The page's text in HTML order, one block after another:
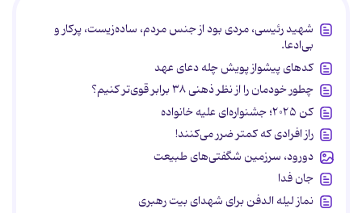
شهید رئیسی، مردی بود از جنس مردم، ساده‌زیست، پرکار و
بی‌ادعا.
کدهای پیشواز پویش چله دعای عهد
چطور خودمان را از نظر ذهنی ۳۸ برابر قوی‌تر کنیم؟
کن ۲۰۲۵؛ جشنواره‌ای علیه خانواده
راز افرادی که کمتر ضرر می‌کنند!
دورود، سرزمین شگفتی‌های طبیعت
جان فدا
نماز لیله الدفن برای شهدای بیت رهبری